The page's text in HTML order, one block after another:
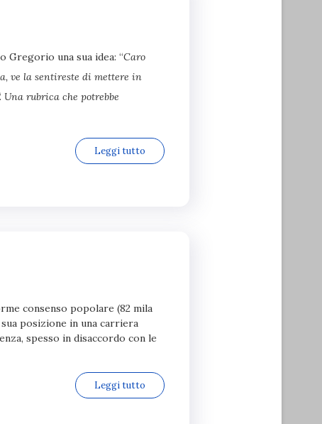
Gregorio una sua idea: “Caro
ve la sentireste di mettere in
Una rubrica che potrebbe
Leggi tutto
consenso popolare (82 mila
posizione in una carriera
spesso in disaccordo con le
Leggi tutto